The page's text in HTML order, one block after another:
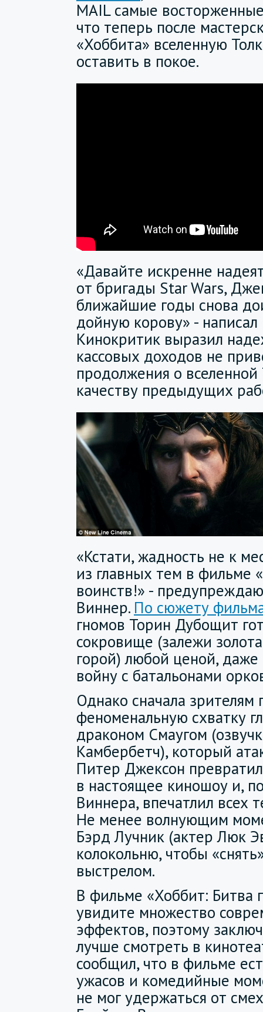
MAIL самые
что теперь после
«Хоббита» вселенную
оставить в покое.
«Давайте искренне
от бригады Star Wars,
ближайшие годы снова
дойную корову» -
Кинокритик выразил
кассовых доходов не
продолжения о
качеству предыдущих
«Кстати, жадность не к
из главных тем в фильме
воинств!» -
Виннер. По сюжету
гномов Торин Дубощит
сокровище (залежи
горой) любой ценой, даже
войну с батальонами
Однако сначала зрителям
феноменальную схватку
драконом Смаугом
Камбербетч), который
Питер Джексон
в настоящее киношоу и,
Виннера, впечатлил всех
Не менее волнующим
Бэрд Лучник (актер Люк
колокольню, чтобы
выстрелом.
В фильме «Хоббит: Битва
увидите множество
эффектов, поэтому
лучше смотреть в
сообщил, что в фильме
ужасов и комедийные
не мог удержаться от